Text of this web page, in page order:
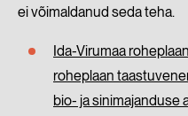
ei võimaldanud seda teha.
Ida-Virumaa
roheplaan
bio- ja sinimajanduse